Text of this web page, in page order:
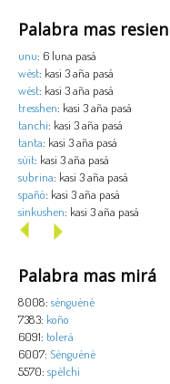
Palabra mas resien
unu: 6 luna pasá
wèst: kasi 3 aña pasá
wèst: kasi 3 aña pasá
tresshen: kasi 3 aña pasá
tanchi: kasi 3 aña pasá
tanta: kasi 3 aña pasá
sùit: kasi 3 aña pasá
subrina: kasi 3 aña pasá
spañó: kasi 3 aña pasá
sinkushen: kasi 3 aña pasá
Palabra mas mirá
8008: sènguènè
7383: koño
6091: tolerá
6007: Sènguènè
5570: spèlchi